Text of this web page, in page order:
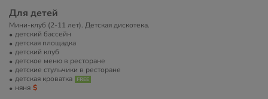
Для детей
Мини-клуб (2-11 лет). Детская дискотека.
детский бассейн
детская площадка
детский клуб
детское меню в ресторане
детские стульчики в ресторане
детская кроватка
няня